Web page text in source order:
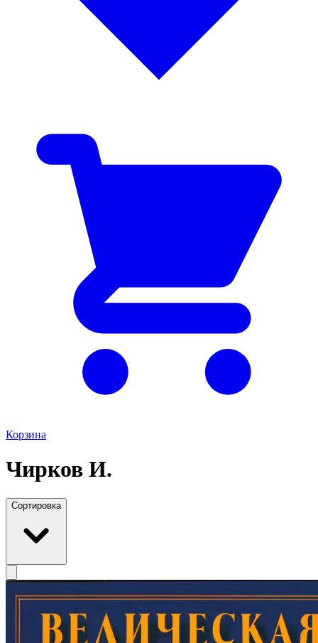
Корзина
Чирков И.
Сортировка